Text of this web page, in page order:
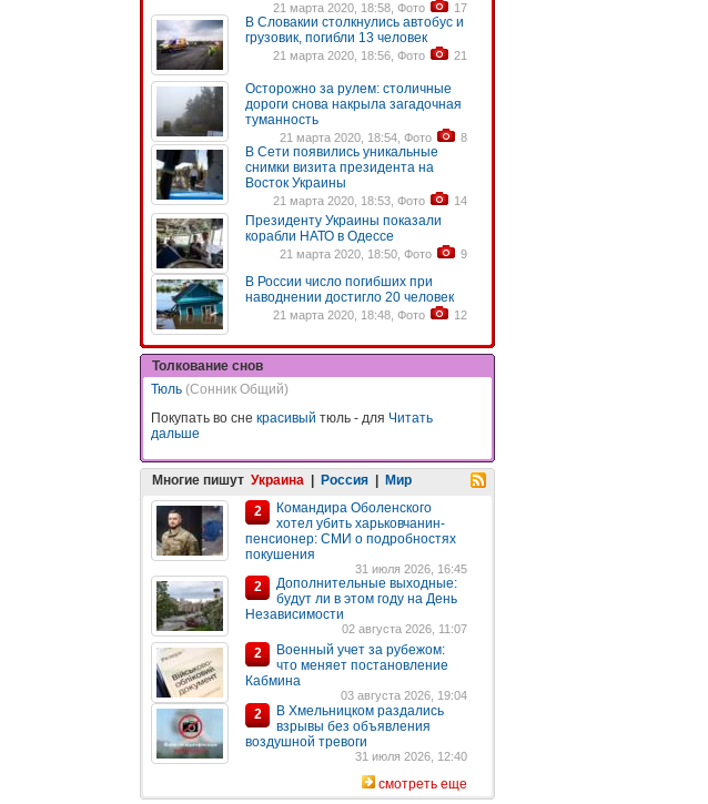
21 марта 2020, 18:58, Фото 17
В Словакии столкнулись автобус и
грузовик, погибли 13 человек
21 марта 2020, 18:56, Фото 21
Осторожно за рулем: столичные
дороги снова накрыла загадочная
туманность
21 марта 2020, 18:54, Фото 8
В Сети появились уникальные
снимки визита президента на
Восток Украины
21 марта 2020, 18:53, Фото 14
Президенту Украины показали
корабли НАТО в Одессе
21 марта 2020, 18:50, Фото 9
В России число погибших при
наводнении достигло 20 человек
21 марта 2020, 18:48, Фото 12
Толкование снов
Тюль (Сонник Общий)
Покупать во сне красивый тюль - для Читать
дальше
Многие пишут Украина | Россия | Мир
2
Командира Оболенского
хотел убить харьковчанин-
пенсионер: СМИ о подробностях
покушения
31 июля 2026, 16:45
2
Дополнительные выходные:
будут ли в этом году на День
Независимости
02 августа 2026, 11:07
2
Военный учет за рубежом:
что меняет постановление
Кабмина
03 августа 2026, 19:04
2
В Хмельницком раздались
взрывы без объявления
воздушной тревоги
31 июля 2026, 12:40
смотреть еще